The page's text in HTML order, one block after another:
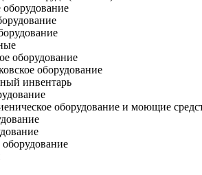
оборудование
оборудование
инвентарь
оборудование и моющие